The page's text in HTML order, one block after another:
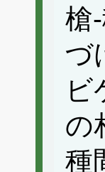
槍
づ
ビ
の
種